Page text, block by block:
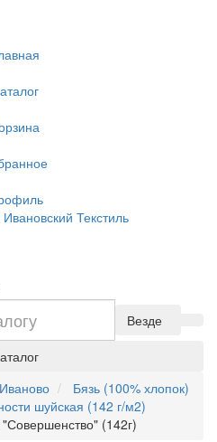
Везде
Бязь (100% хлопок)
шуйская (142 г/м2)
(142г)